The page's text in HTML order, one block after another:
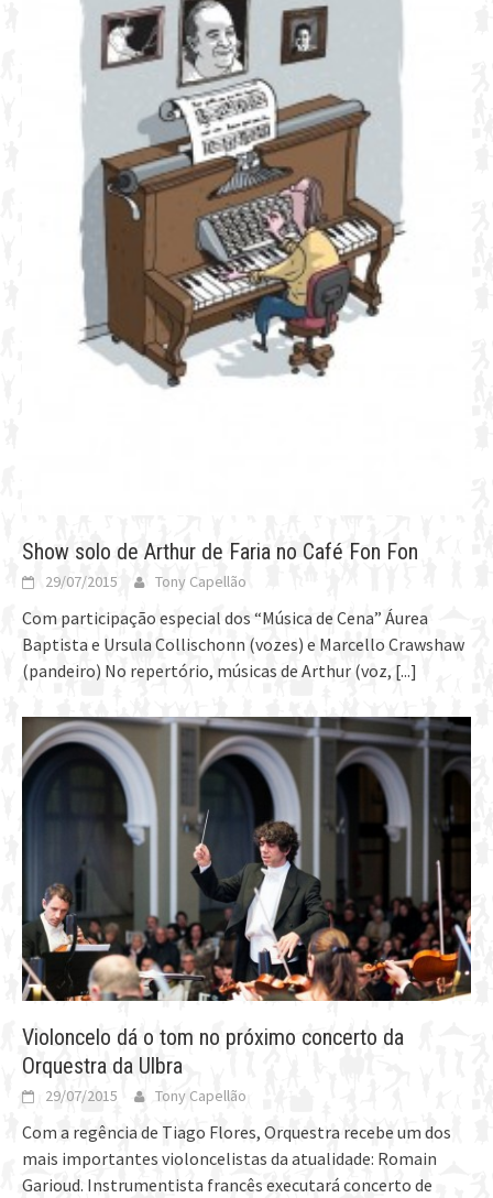
Show solo de Arthur de Faria no Café Fon Fon
29/07/2015 Tony Capellão
Com participação especial dos “Música de Cena” Áurea
Baptista e Ursula Collischonn (vozes) e Marcello Crawshaw
(pandeiro) No repertório, músicas de Arthur (voz, [...]
Violoncelo dá o tom no próximo concerto da
Orquestra da Ulbra
29/07/2015 Tony Capellão
Com a regência de Tiago Flores, Orquestra recebe um dos
mais importantes violoncelistas da atualidade: Romain
Garioud. Instrumentista francês executará concerto de